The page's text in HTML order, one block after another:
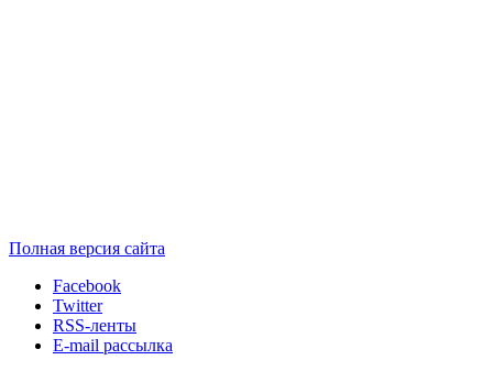
Полная версия сайта
Facebook
Twitter
RSS-ленты
E-mail рассылка